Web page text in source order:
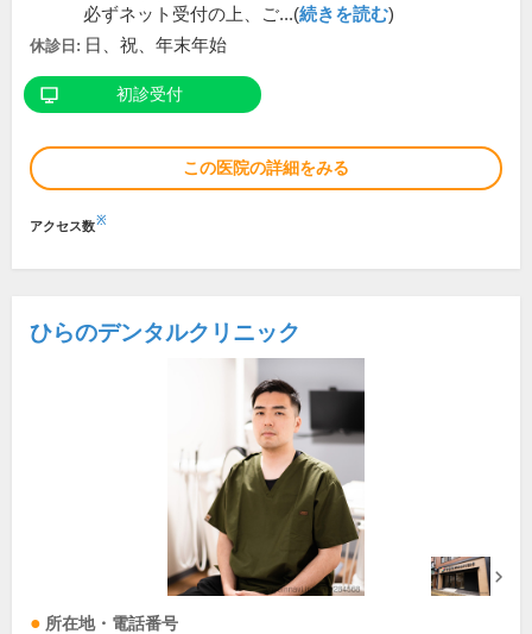
必ずネット受付の上、ご...(続きを読む)
休診日: 日、祝、年末年始
初診受付
この医院の詳細をみる
アクセス数※
ひらのデンタルクリニック
所在地・電話番号